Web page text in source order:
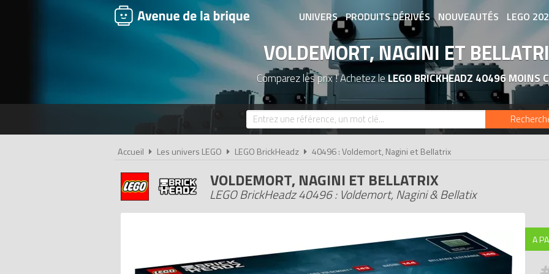
UNIVERS PRODUITS DÉRIVÉS NOUVEAUTÉS LEGO
ASSOCIATIONS DE FANS EXPOSITIONS
VOLDEMORT, NAGINI ET
Comparez les prix ! Achetez leLEGO BRICKHEADZ 40496 MOINS
Accueil Les univers LEGO LEGO BrickHeadz 40496 : Voldemort, Nagini et Bellatrix
VOLDEMORT, NAGINI ET BELLATRIX
LEGO BrickHeadz 40496 : Voldemort, Nagini & Bellatix
A